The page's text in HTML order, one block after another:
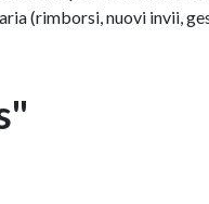
(rimborsi, nuovi invii,